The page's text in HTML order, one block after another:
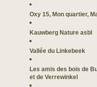
Oxy 15, Mon quartier,
Kauwberg Nature asbl
Vallée du Linkebeek
Les amis des bois de
et de Verrewinkel